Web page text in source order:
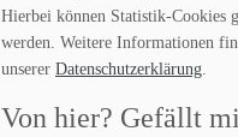
Hierbei können Statistik-Cookies
werden. Weitere Informationen
unserer Datenschutzerklärung.
Von hier? Gefällt